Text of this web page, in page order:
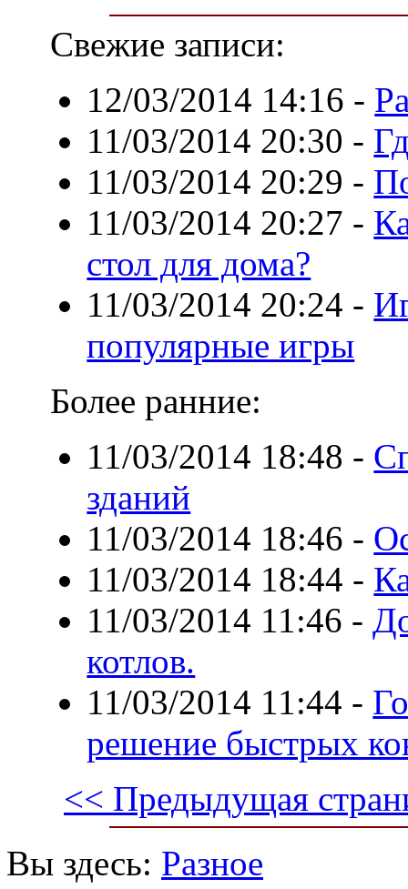
Свежие записи:
12/03/2014 14:16 -
11/03/2014 20:30 -
11/03/2014 20:29 -
11/03/2014 20:27 -
стол для дома?
11/03/2014 20:24 -
популярные игры
Более ранние:
11/03/2014 18:48 -
зданий
11/03/2014 18:46 -
11/03/2014 18:44 -
11/03/2014 11:46 -
котлов.
11/03/2014 11:44 -
решение быстрых
<< Предыдущая
Вы здесь: Разное